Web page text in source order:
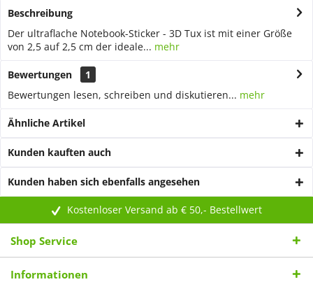
Beschreibung
Der ultraflache Notebook-Sticker - 3D Tux ist mit einer Größe
von 2,5 auf 2,5 cm der ideale... mehr
Bewertungen
1
Bewertungen lesen, schreiben und diskutieren... mehr
Ähnliche Artikel
Kunden kauften auch
Kunden haben sich ebenfalls angesehen
Kostenloser Versand ab € 50,- Bestellwert
Shop Service
Informationen